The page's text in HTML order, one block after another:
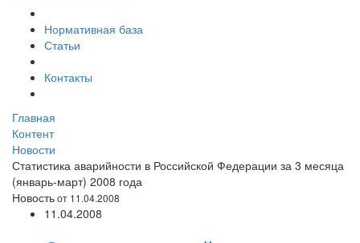
Нормативная база
Статьи
Контакты
Главная
Контент
Новости
Статистика аварийности в Российской Федерации за 3 месяца
(январь-март) 2008 года
Новостьот 11.04.2008
11.04.2008